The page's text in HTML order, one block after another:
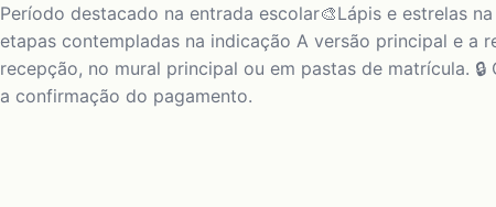
Período destacado na entrada escolar🎨Lápis e estrelas
etapas contempladas na indicação A versão principal e a
recepção, no mural principal ou em pastas de matrícula.
a confirmação do pagamento.